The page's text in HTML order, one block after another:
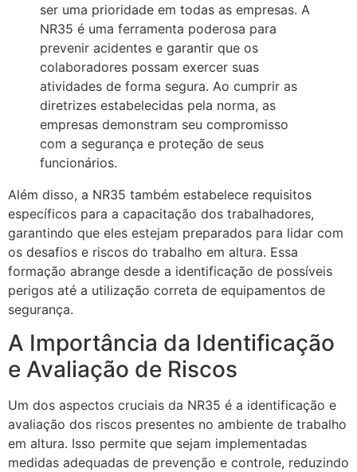
ser uma prioridade em todas as empresas. A
NR35 é uma ferramenta poderosa para
prevenir acidentes e garantir que os
colaboradores possam exercer suas
atividades de forma segura. Ao cumprir as
diretrizes estabelecidas pela norma, as
empresas demonstram seu compromisso
com a segurança e proteção de seus
funcionários.
Além disso, a NR35 também estabelece requisitos
específicos para a capacitação dos trabalhadores,
garantindo que eles estejam preparados para lidar com
os desafios e riscos do trabalho em altura. Essa
formação abrange desde a identificação de possíveis
perigos até a utilização correta de equipamentos de
segurança.
A Importância da Identificação
e Avaliação de Riscos
Um dos aspectos cruciais da NR35 é a identificação e
avaliação dos riscos presentes no ambiente de trabalho
em altura. Isso permite que sejam implementadas
medidas adequadas de prevenção e controle, reduzindo